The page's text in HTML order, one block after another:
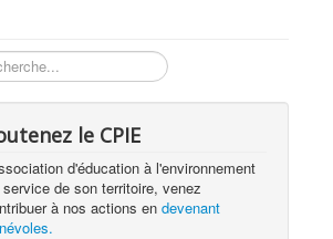
le CPIE
d'éducation à l'environnement
service de son territoire, venez
à nos actions endevenant